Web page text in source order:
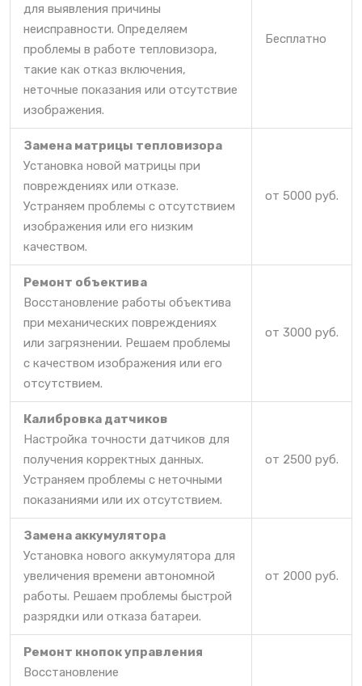
для выявления причины
неисправности. Определяем
проблемы в работе тепловизора,
такие как отказ включения,
неточные показания или отсутствие
изображения.
Бесплатно
Замена матрицы тепловизора
Установка новой матрицы при
повреждениях или отказе.
Устраняем проблемы с отсутствием
изображения или его низким
качеством.
от 5000 руб.
Ремонт объектива
Восстановление работы объектива
при механических повреждениях
или загрязнении. Решаем проблемы
с качеством изображения или его
отсутствием.
от 3000 руб.
Калибровка датчиков
Настройка точности датчиков для
получения корректных данных.
Устраняем проблемы с неточными
показаниями или их отсутствием.
от 2500 руб.
Замена аккумулятора
Установка нового аккумулятора для
увеличения времени автономной
работы. Решаем проблемы быстрой
разрядки или отказа батареи.
от 2000 руб.
Ремонт кнопок управления
Восстановление